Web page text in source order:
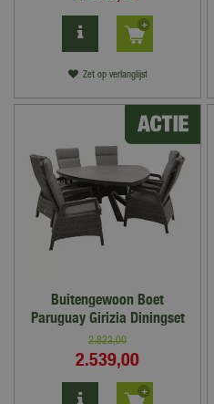
Zet op verlanglijst
Buitengewoon Boet
Paruguay Girizia Diningset
2.823,00
2.539,00